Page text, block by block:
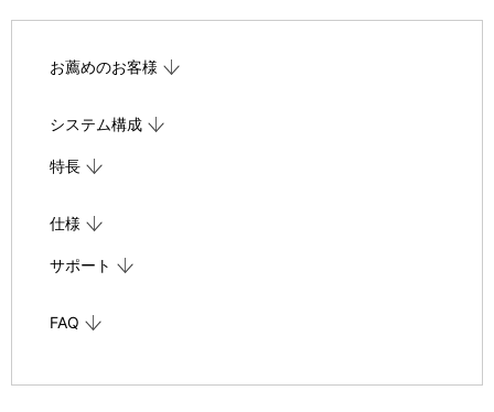
お薦めのお客様
システム構成
特長
仕様
サポート
FAQ